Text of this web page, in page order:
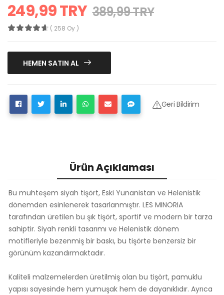
249,99 TRY 389,99 TRY
( 258 Oy )
HEMEN SATIN AL
Geri Bildirim
Ürün Açıklaması
Bu muhteşem siyah tişört, Eski Yunanistan ve Helenistik
dönemden esinlenerek tasarlanmıştır. LES MINORIA
tarafından üretilen bu şık tişört, sportif ve modern bir tarza
sahiptir. Siyah renkli tasarımı ve Helenistik dönem
motifleriyle bezenmiş bir baskı, bu tişörte benzersiz bir
görünüm kazandırmaktadır.
Kaliteli malzemelerden üretilmiş olan bu tişört, pamuklu
yapısı sayesinde hem yumuşak hem de dayanıklıdır. Ayrıca